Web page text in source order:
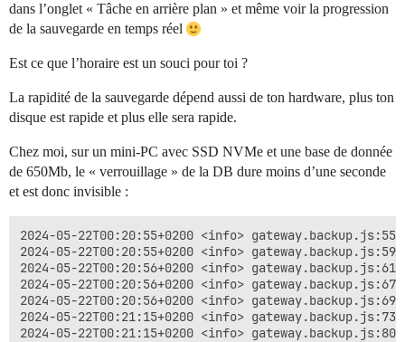
dans l’onglet « Tâche en arrière plan » et même voir la progression
de la sauvegarde en temps réel
Est ce que l’horaire est un souci pour toi ?
La rapidité de la sauvegarde dépend aussi de ton hardware, plus ton
disque est rapide et plus elle sera rapide.
Chez moi, sur un mini-PC avec SSD NVMe et une base de donnée
de 650Mb, le « verrouillage » de la DB dure moins d’une seconde
et est donc invisible :
2024-05-22T00:20:55+0200 <info>
2024-05-22T00:20:55+0200 <info>
2024-05-22T00:20:56+0200 <info>
2024-05-22T00:20:56+0200 <info>
2024-05-22T00:20:56+0200 <info>
2024-05-22T00:21:15+0200 <info>
2024-05-22T00:21:15+0200 <info>